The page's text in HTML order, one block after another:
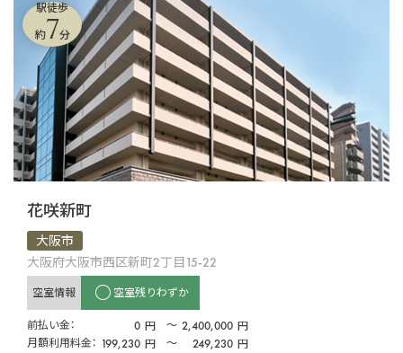
駅徒歩
約7分
花咲新町
大阪市
大阪府大阪市西区新町2丁目15-22
空室情報 空室残りわずか
前払い金： 0 円 〜 2,400,000 円
月額利用料金： 199,230 円 〜 249,230 円